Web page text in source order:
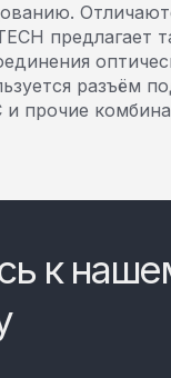
предлагает
разъём
и прочие
к